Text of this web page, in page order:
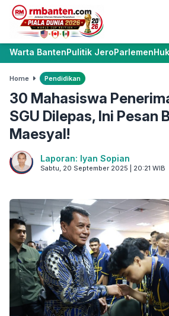
Warta BantenPulitik JeroParlemen
Home Pendidikan
30 Mahasiswa
SGU Dilepas, Ini Pesan
Maesyal!
Laporan: Iyan Sopian
Sabtu, 20 September 2025 | 20:21 WIB